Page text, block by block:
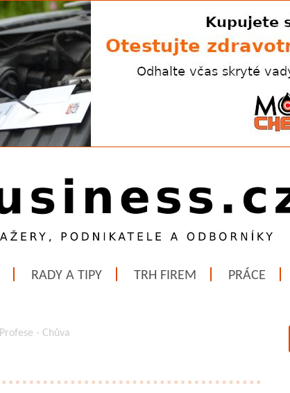
RADY A TIPY TRH FIREM PRÁCE
Profese - Chůva